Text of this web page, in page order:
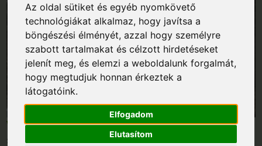
Az oldal sütiket és egyéb nyomkövető
technológiákat alkalmaz, hogy javítsa a
böngészési élményét, azzal hogy személyre
szabott tartalmakat és célzott hirdetéseket
jelenít meg, és elemzi a weboldalunk forgalmát,
hogy megtudjuk honnan érkeztek a
látogatóink.
Elfogadom
Elutasítom
Vezetés ködben
2025. november 10.